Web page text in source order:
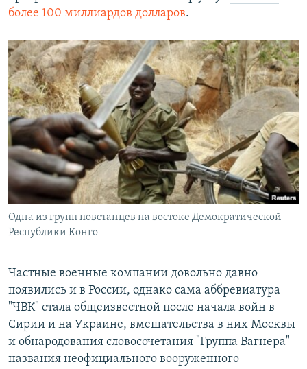
более 100 миллиардов долларов.
Одна из групп повстанцев на востоке Демократической
Республики Конго
Частные военные компании довольно давно
появились и в России, однако сама аббревиатура
"ЧВК" стала общеизвестной после начала войн в
Сирии и на Украине, вмешательства в них Москвы
и обнародования словосочетания "Группа Вагнера" –
названия неофициального вооруженного